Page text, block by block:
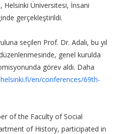
Helsinki Üniversitesi, İnsani
gerçekleştirildi.
seçilen Prof. Dr. Adalı, bu yıl
genel kurulda
görev aldı. Daha
en/conferences/69th-
of the Faculty of Social
of History, participated in